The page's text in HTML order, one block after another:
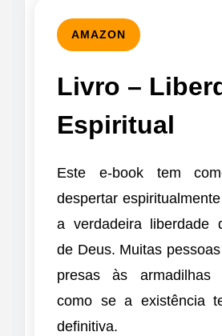
AMAZON
Livro –
Espiritual
Este e-book tem
despertar
a verdadeira liberdade
de Deus. Muitas
presas às armadilhas
como se a existência
definitiva.